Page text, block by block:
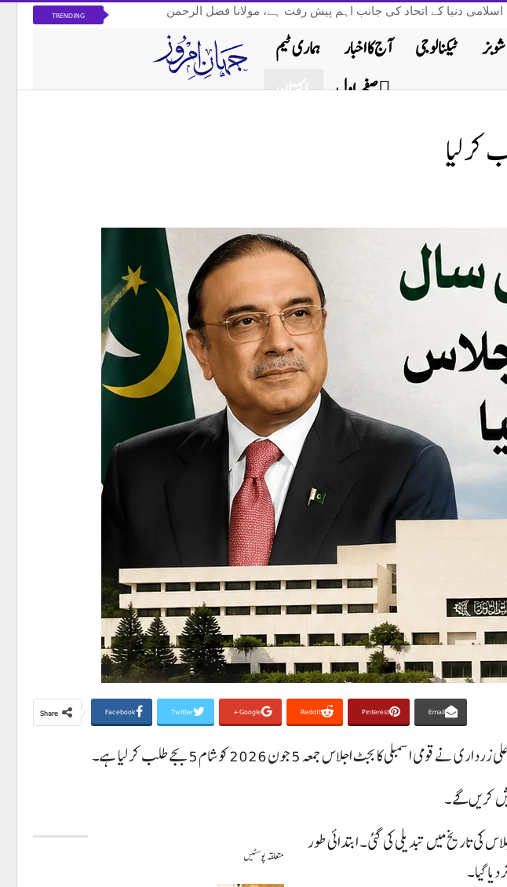
TRENDING دنیا کے اتحاد کی جانب اہم پیش رفت ہے، مولانا فضل الرحمن
ہماری ٹیم آج کا اخبار ٹیکنالوجی شوبز
پاکستان
صفحہ اول
Share Facebook Twitter Google+ ReddIt Pinterest Email
متعلقہ پوسٹیں
تاریخ میں تبدیلی کی گئی۔ ابتدائی طور